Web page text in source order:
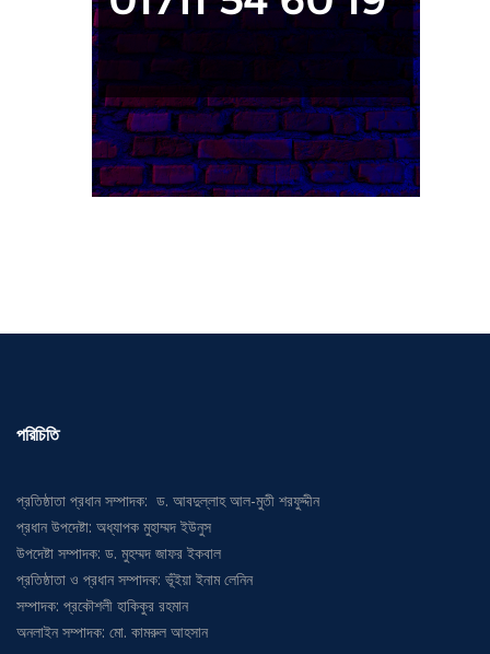
পরিচিতি
প্রতিষ্ঠাতা প্রধান সম্পাদক: ড. আবদুল্লাহ আল-মুতী শরফুদ্দীন
প্রধান উপদেষ্টা: অধ্যাপক মুহাম্মদ ইউনুস
উপদেষ্টা সম্পাদক: ড. মুহম্মদ জাফর ইকবাল
প্রতিষ্ঠাতা ও প্রধান সম্পাদক: ভূঁইয়া ইনাম লেনিন
সম্পাদক: প্রকৌশলী হাকিকুর রহমান
অনলাইন সম্পাদক: মো. কামরুল আহসান